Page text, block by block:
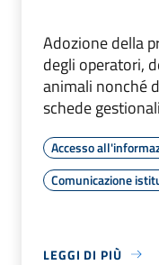
Adozione della
degli operatori,
animali nonché
schede gestionali
Accesso
Comunicazione
LEGGI DI PIÙ